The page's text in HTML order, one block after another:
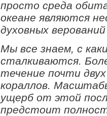
просто среда
океане являются
духовных
Мы все знаем, с
сталкиваются.
течение почти
кораллов.
ущерб от этой
предстоит